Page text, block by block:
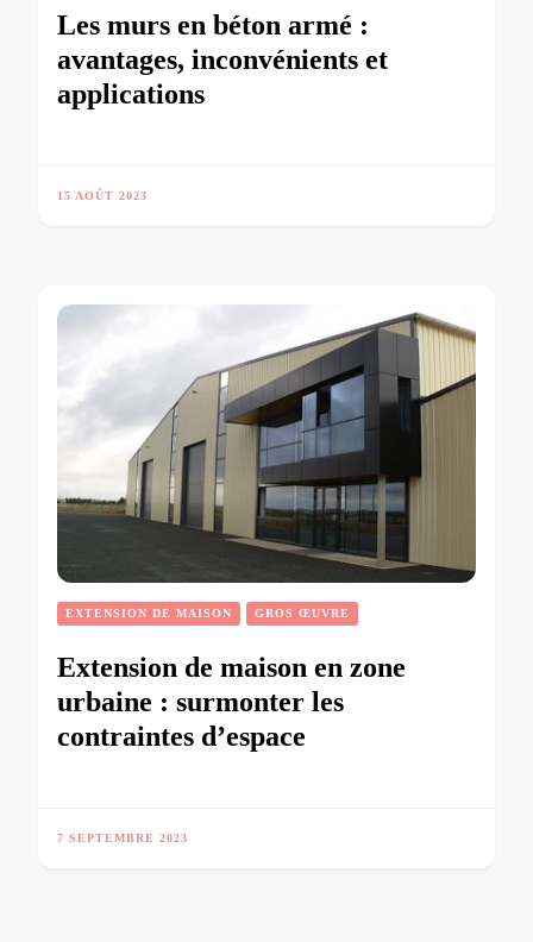
Les murs en béton armé :
avantages, inconvénients et
applications
15 AOÛT 2023
EXTENSION DE MAISON GROS ŒUVRE
Extension de maison en zone
urbaine : surmonter les
contraintes d’espace
7 SEPTEMBRE 2023